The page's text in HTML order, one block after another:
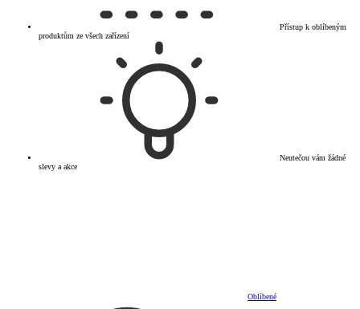
Přístup k oblíbeným
produktům ze všech zařízení
Neutečou vám žádné
slevy a akce
Oblíbené